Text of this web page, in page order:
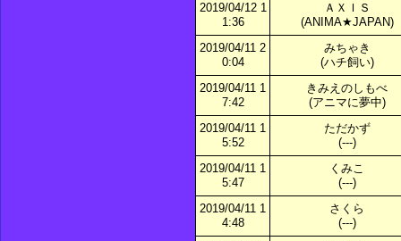
2019/04/12 1
1:36
ＡＸＩＳ
(ANIMA★JAPAN)
2019/04/11 2
0:04
みちゃき
(ハチ飼い)
2019/04/11 1
7:42
きみえのしもべ
(アニマに夢中)
2019/04/11 1
5:52
ただかず
(---)
2019/04/11 1
5:47
くみこ
(---)
2019/04/11 1
4:48
さくら
(---)